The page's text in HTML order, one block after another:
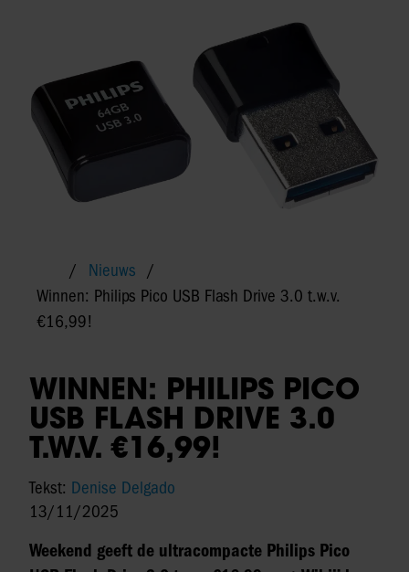
Nieuws
Winnen: Philips Pico USB Flash Drive 3.0 t.w.v.
€16,99!
WINNEN: PHILIPS PICO
USB FLASH DRIVE 3.0
T.W.V. €16,99!
Tekst: Denise Delgado
13/11/2025
Weekend geeft de ultracompacte Philips Pico